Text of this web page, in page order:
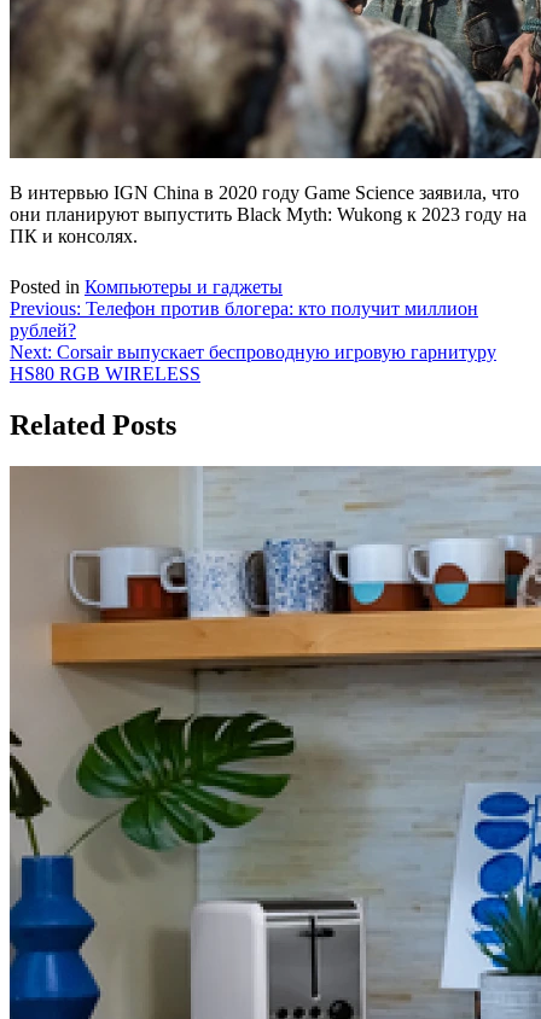
В интервью IGN China в 2020 году Game Science заявила, что
они планируют выпустить Black Myth: Wukong к 2023 году на
ПК и консолях.
Posted in Компьютеры и гаджеты
Навигация
по
записям
Previous: Телефон против блогера: кто получит миллион
рублей?
Next: Corsair выпускает беспроводную игровую гарнитуру
HS80 RGB WIRELESS
Related Posts